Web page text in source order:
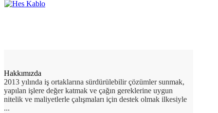
Hakkımızda
2013 yılında iş ortaklarına sürdürülebilir çözümler sunmak,
yapılan işlere değer katmak ve çağın gereklerine uygun
nitelik ve maliyetlerle çalışmaları için destek olmak ilkesiyle
...